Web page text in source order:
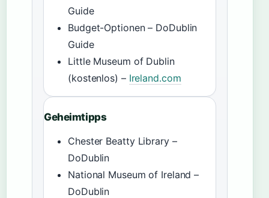
Guide
Budget-Optionen – DoDublin
Guide
Little Museum of Dublin
(kostenlos) – Ireland.com
Geheimtipps
Chester Beatty Library –
DoDublin
National Museum of Ireland –
DoDublin